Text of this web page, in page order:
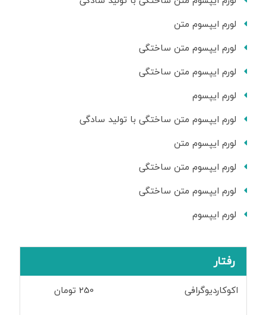
لورم ایپسوم متن
لورم ایپسوم متن ساختگی
لورم ایپسوم متن ساختگی
لورم ایپسوم
لورم ایپسوم متن ساختگی با تولید سادگی
لورم ایپسوم متن
لورم ایپسوم متن ساختگی
لورم ایپسوم متن ساختگی
لورم ایپسوم
رفتار
اکوکاردیوگرافی
250 تومان